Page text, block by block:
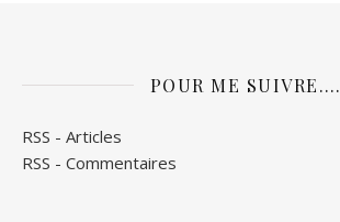
POUR ME SUIVRE….
RSS - Articles
RSS - Commentaires